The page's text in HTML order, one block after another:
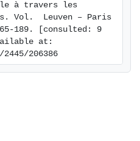
hypotheses regarding
the Palaeohispanic
that literacy levels
and more extensive than
à travers les
Vol.  Leuven – Paris
189. [consulted: 9
at:
206386